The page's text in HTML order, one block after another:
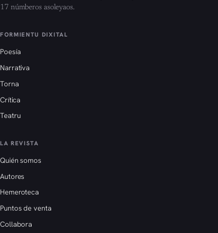
17 númberos asoleyaos.
FORMIENTU DIXITAL
Poesía
Narrativa
Torna
Crítica
Teatru
LA REVISTA
Quién somos
Autores
Hemeroteca
Puntos de venta
Collabora